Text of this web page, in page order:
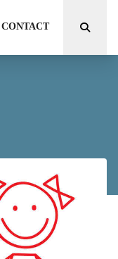
CONTACT
Zoeken